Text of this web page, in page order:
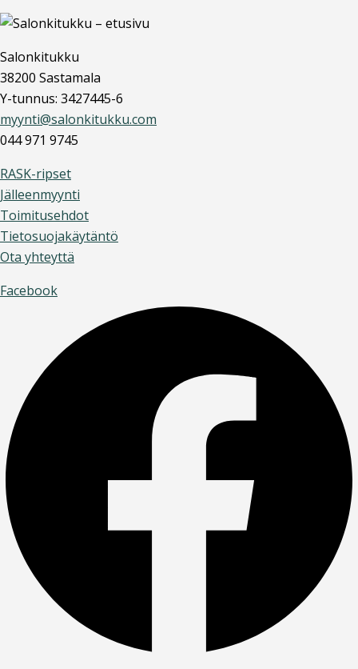
Salonkitukku
38200 Sastamala
Y-tunnus: 3427445-6
myynti@salonkitukku.com
044 971 9745
RASK-ripset
Jälleenmyynti
Toimitusehdot
Tietosuojakäytäntö
Ota yhteyttä
Facebook